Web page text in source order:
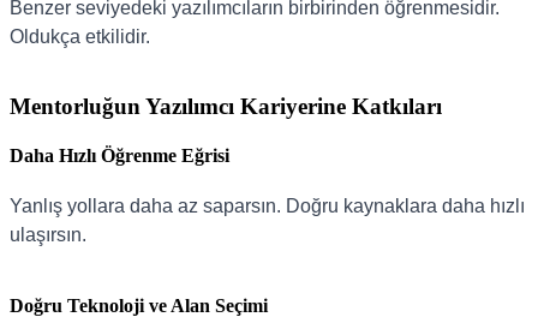
Benzer seviyedeki yazılımcıların birbirinden öğrenmesidir.
Oldukça etkilidir.
Mentorluğun Yazılımcı Kariyerine Katkıları
Daha Hızlı Öğrenme Eğrisi
Yanlış yollara daha az saparsın. Doğru kaynaklara daha hızlı
ulaşırsın.
Doğru Teknoloji ve Alan Seçimi